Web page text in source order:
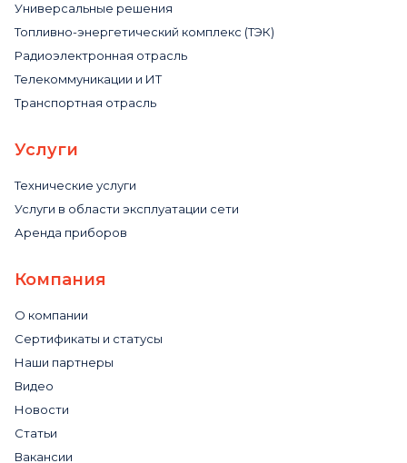
Универсальные решения
Топливно-энергетический комплекс (ТЭК)
Радиоэлектронная отрасль
Телекоммуникации и ИТ
Транспортная отрасль
Услуги
Технические услуги
Услуги в области эксплуатации сети
Аренда приборов
Компания
О компании
Сертификаты и статусы
Наши партнеры
Видео
Новости
Статьи
Вакансии